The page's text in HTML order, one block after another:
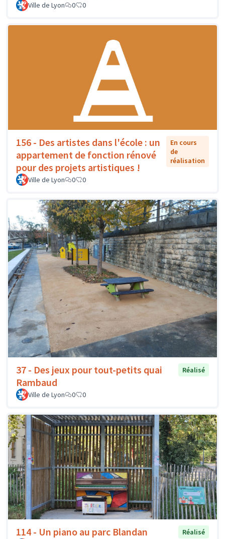
Ville de Lyon 0 0
156 - Des artistes dans l'école : un
appartement de fonction rénové
pour des projets artistiques !
En cours
de
réalisation
Ville de Lyon 0 0
37 - Des jeux pour tout-petits quai
Rambaud
Réalisé
Ville de Lyon 0 0
114 - Un piano au parc Blandan
Réalisé